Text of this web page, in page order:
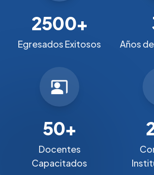
2500+
Egresados Exitosos Años
co_present
50+
Docentes
Capacitados